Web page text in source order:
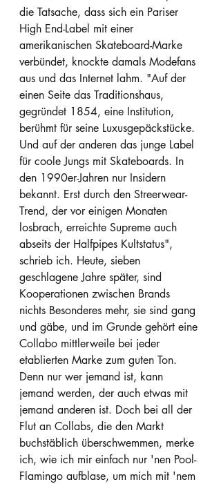
die Tatsache, dass sich ein Pariser
High End-Label mit einer
amerikanischen Skateboard-Marke
verbündet, knockte damals Modefans
aus und das Internet lahm. "Auf der
einen Seite das Traditionshaus,
gegründet 1854, eine Institution,
berühmt für seine Luxusgepäckstücke.
Und auf der anderen das junge Label
für coole Jungs mit Skateboards. In
den 1990er-Jahren nur Insidern
bekannt. Erst durch den Streerwear-
Trend, der vor einigen Monaten
losbrach, erreichte Supreme auch
abseits der Halfpipes Kultstatus",
schrieb ich. Heute, sieben
geschlagene Jahre später, sind
Kooperationen zwischen Brands
nichts Besonderes mehr, sie sind gang
und gäbe, und im Grunde gehört eine
Collabo mittlerweile bei jeder
etablierten Marke zum guten Ton.
Denn nur wer jemand ist, kann
jemand werden, der auch etwas mit
jemand anderen ist. Doch bei all der
Flut an Collabs, die den Markt
buchstäblich überschwemmen, merke
ich, wie ich mir einfach nur 'nen Pool-
Flamingo aufblase, um mich mit 'nem